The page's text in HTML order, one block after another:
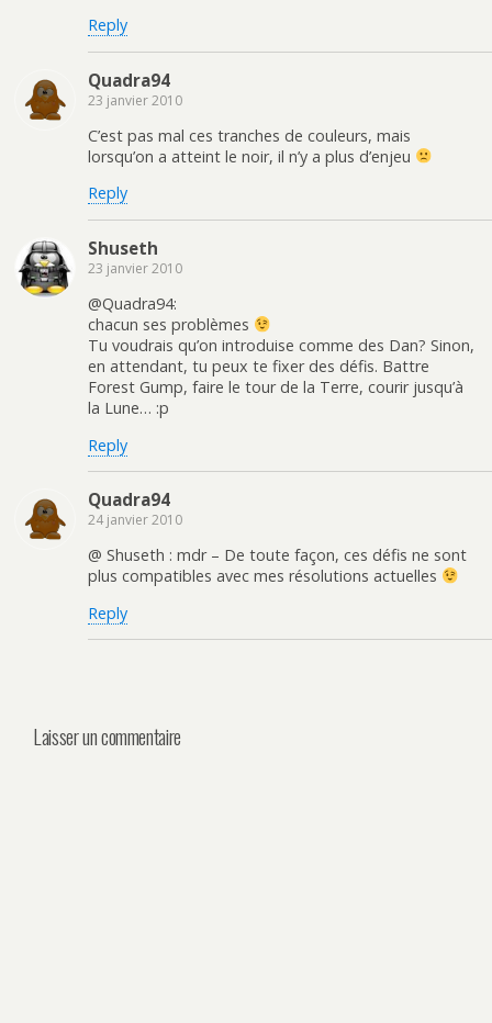
Reply
Quadra94
23 janvier 2010
C’est pas mal ces tranches de couleurs, mais
lorsqu’on a atteint le noir, il n’y a plus d’enjeu
Reply
Shuseth
23 janvier 2010
@Quadra94:
chacun ses problèmes
Tu voudrais qu’on introduise comme des Dan? Sinon,
en attendant, tu peux te fixer des défis. Battre
Forest Gump, faire le tour de la Terre, courir jusqu’à
la Lune… :p
Reply
Quadra94
24 janvier 2010
@ Shuseth : mdr – De toute façon, ces défis ne sont
plus compatibles avec mes résolutions actuelles
Reply
Laisser un commentaire